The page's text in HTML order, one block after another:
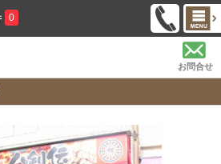
0
お問合せ